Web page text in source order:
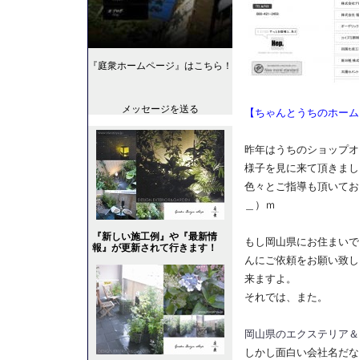
【ちゃんとうちのホー
昨年はうちのショップ
様子を見に来て頂きま
色々とご指導も頂いて
＿）ｍ
もし岡山県にお住まい
んにご依頼をお願い致
来ますよ。
それでは、また。
岡山県のエクステリア
しかし面白い会社名だ
『庭衆ホームページ』はこちら！
メッセージを送る
『新しい施工例』や『最新情
報』が更新されて行きます！